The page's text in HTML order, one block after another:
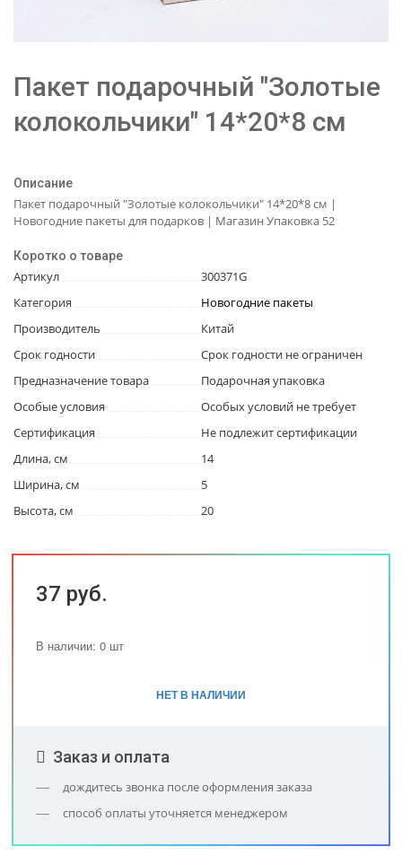
Пакет подарочный "Золотые
колокольчики" 14*20*8 см
Описание
Пакет подарочный "Золотые колокольчики" 14*20*8 см |
Новогодние пакеты для подарков | Магазин Упаковка 52
Коротко о товаре
Артикул
300371G
Категория
Новогодние пакеты
Производитель
Китай
Срок годности
Срок годности не ограничен
Предназначение товара
Подарочная упаковка
Особые условия
Особых условий не требует
Сертификация
Не подлежит сертификации
Длина, см
14
Ширина, см
5
Высота, см
20
37 руб.
В наличии: 0 шт
НЕТ В НАЛИЧИИ
Заказ и оплата
дождитесь звонка после оформления заказа
способ оплаты уточняется менеджером